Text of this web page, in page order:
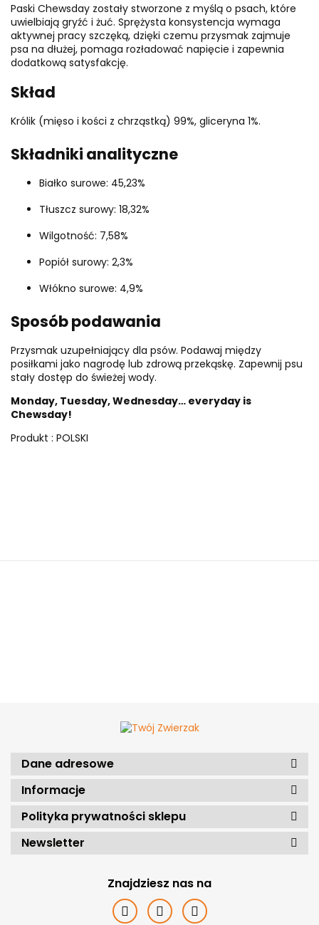
Paski Chewsday zostały stworzone z myślą o psach, które
uwielbiają gryźć i żuć. Sprężysta konsystencja wymaga
aktywnej pracy szczęką, dzięki czemu przysmak zajmuje
psa na dłużej, pomaga rozładować napięcie i zapewnia
dodatkową satysfakcję.
Skład
Królik (mięso i kości z chrząstką) 99%, gliceryna 1%.
Składniki analityczne
Białko surowe: 45,23%
Tłuszcz surowy: 18,32%
Wilgotność: 7,58%
Popiół surowy: 2,3%
Włókno surowe: 4,9%
Sposób podawania
Przysmak uzupełniający dla psów. Podawaj między
posiłkami jako nagrodę lub zdrową przekąskę. Zapewnij psu
stały dostęp do świeżej wody.
Monday, Tuesday, Wednesday… everyday is
Chewsday!
Produkt : POLSKI
Dane adresowe
Informacje
Polityka prywatności sklepu
Newsletter
Znajdziesz nas na